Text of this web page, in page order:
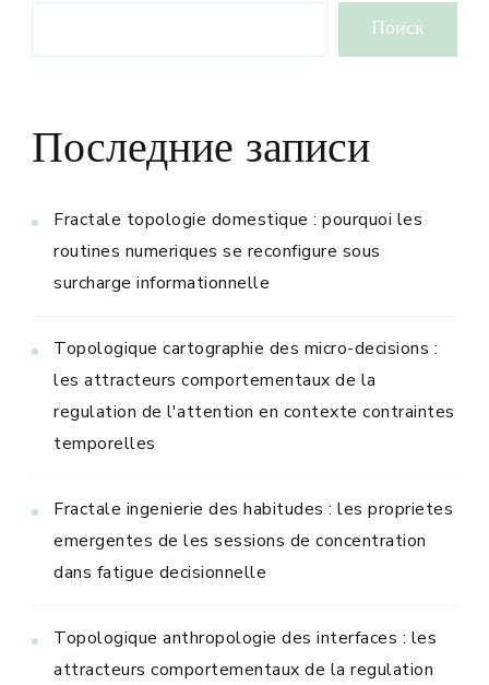
Поиск
Последние записи
Fractale topologie domestique : pourquoi les
routines numeriques se reconfigure sous
surcharge informationnelle
Topologique cartographie des micro-decisions :
les attracteurs comportementaux de la
regulation de l'attention en contexte contraintes
temporelles
Fractale ingenierie des habitudes : les proprietes
emergentes de les sessions de concentration
dans fatigue decisionnelle
Topologique anthropologie des interfaces : les
attracteurs comportementaux de la regulation